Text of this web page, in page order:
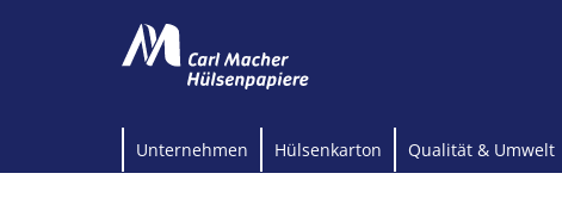
Unternehmen Hülsenkarton Qualität & Umwelt